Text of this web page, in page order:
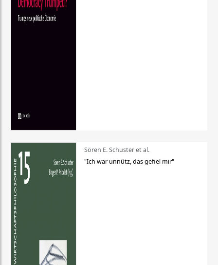
Sören E. Schuster et al.
"Ich war unnütz, das gefiel mir"